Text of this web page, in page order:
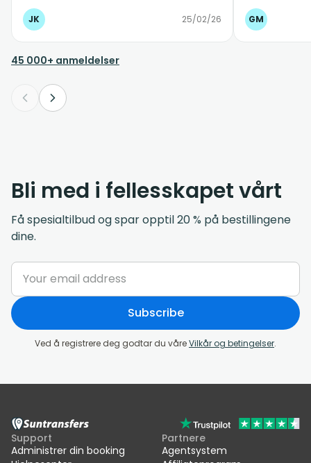
JK 25/02/26 GM
45 000+ anmeldelser
Bli med i fellesskapet vårt
Få spesialtilbud og spar opptil 20 % på bestillingene
dine.
Subscribe
Ved å registrere deg godtar du våreVilkår og betingelser.
Support
Administrer din booking
Partnere
Agentsystem